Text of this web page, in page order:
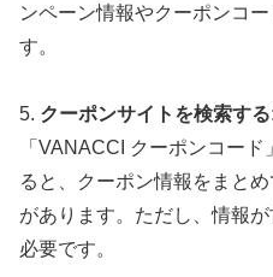
ンペーン情報やクーポンコ
す。
5. クーポンサイトを検索す
「VANACCI クーポンコー
ると、クーポン情報をまと
があります。ただし、情報
必要です。